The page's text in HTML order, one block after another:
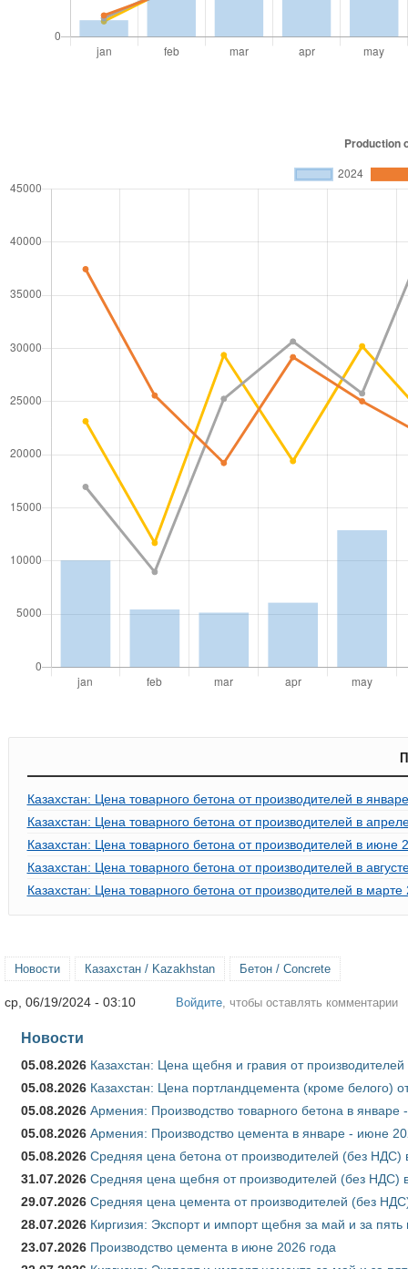
Казахстан: Цена товарного бетона от производителей в
Казахстан: Цена товарного бетона от производителей в
Казахстан: Цена товарного бетона от производителей в июне
Казахстан: Цена товарного бетона от производителей в
Казахстан: Цена товарного бетона от производителей в марте
Новости Казахстан / Kazakhstan Бетон / Concrete
ср, 06/19/2024 - 03:10 Войдите , чтобы оставлять комментарии
Новости
05.08.2026 Казахстан: Цена щебня и гравия от
05.08.2026 Казахстан: Цена портландцемента (кроме белого)
05.08.2026 Армения: Производство товарного бетона в январе
05.08.2026 Армения: Производство цемента в январе - июне
05.08.2026 Средняя цена бетона от производителей (без НДС)
31.07.2026 Средняя цена щебня от производителей (без НДС)
29.07.2026 Средняя цена цемента от производителей (без
28.07.2026 Киргизия: Экспорт и импорт щебня за май и за
23.07.2026 Производство цемента в июне 2026 года